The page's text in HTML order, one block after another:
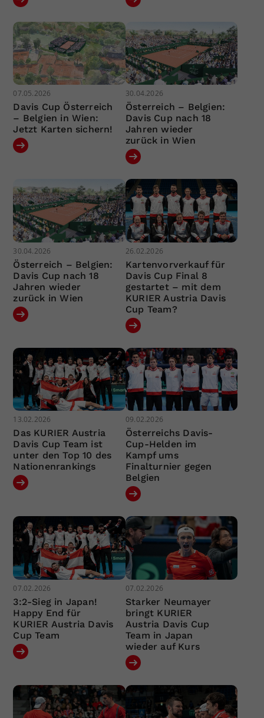
07.05.2026
Davis Cup Österreich
– Belgien in Wien:
Jetzt Karten sichern!
30.04.2026
Österreich – Belgien:
Davis Cup nach 18
Jahren wieder
zurück in Wien
30.04.2026
Österreich – Belgien:
Davis Cup nach 18
Jahren wieder
zurück in Wien
26.02.2026
Kartenvorverkauf für
Davis Cup Final 8
gestartet – mit dem
KURIER Austria Davis
Cup Team?
13.02.2026
Das KURIER Austria
Davis Cup Team ist
unter den Top 10 des
Nationenrankings
09.02.2026
Österreichs Davis-
Cup-Helden im
Kampf ums
Finalturnier gegen
Belgien
07.02.2026
3:2-Sieg in Japan!
Happy End für
KURIER Austria Davis
Cup Team
07.02.2026
Starker Neumayer
bringt KURIER
Austria Davis Cup
Team in Japan
wieder auf Kurs